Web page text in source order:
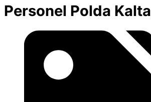
Personel Polda